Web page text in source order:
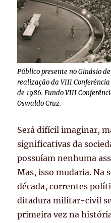
Público presente no Ginásio
realização da VIII
de 1986. Fundo VIII
Oswaldo Cruz.
Será difícil imaginar,
significativas da
possuíam nenhuma
Mas, isso mudaria. Na
década, correntes
ditadura militar-civil
primeira vez na